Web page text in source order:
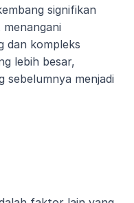
signifikan
dan kompleks
lebih besar,
sebelumnya menjadi